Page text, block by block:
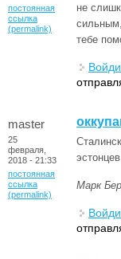
постоянная
ссылка
(permalink)
не
тебе
master
25
февраля,
2018 - 21:33
постоянная
ссылка
(permalink)
Марк